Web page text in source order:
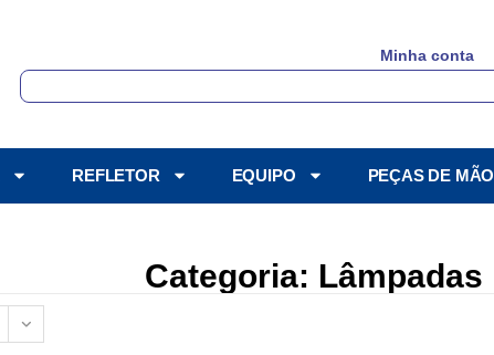
Minha conta
REFLETOR EQUIPO PEÇAS DE MÃO
Categoria: Lâmpadas